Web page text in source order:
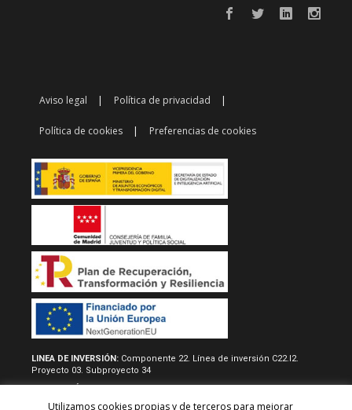
Utilizamos cookies propias y de terceros para mejorar
Aviso legal Política de privacidad
Política de cookies Preferencias de cookies
LINEA DE INVERSIÓN: Componente 22. Línea de inversión C22.I2.
Proyecto 03. Subproyecto 34
consejo de gobierno, por la que se aprueban las normas